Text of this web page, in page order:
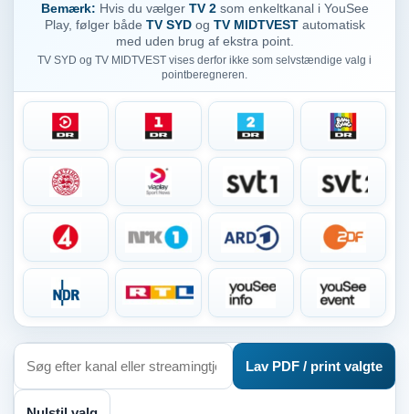
Bemærk: Hvis du vælger TV 2som enkeltkanal i YouSee
Play, følger både TV SYDog TV MIDTVESTautomatisk
med uden brug af ekstra point.
TV SYD og TV MIDTVEST vises derfor ikke som selvstændige valg i
pointberegneren.
Lav PDF / print valgte